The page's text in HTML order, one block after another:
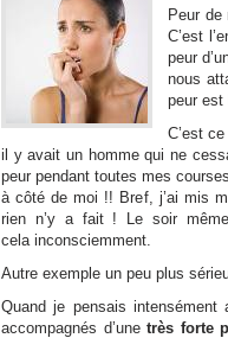
Peur de
C’est
peur
nous
peur est
C’est
il y avait un homme qui ne
peur pendant toutes mes
à côté de moi !! Bref, j’ai mis
rien n’y a fait ! Le soir
cela inconsciemment.
Autre exemple un peu plus
Quand je pensais
accompagnés d’une très forte